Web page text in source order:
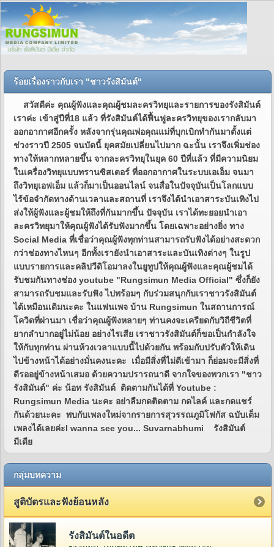
ร้อยเรื่องราวกับเรา "ชาวรังสิมันต์"
สวัสดีค่ะ คุณผู้ฟังและคุณผู้ชมละครวิทยุและรายการของรังสิมันต์
เราค่ะ เข้าสู่ปีที่18 แล้ว ที่รังสิมันต์ได้ฟื้นฟูละครวิทยุของเรากลับมา
ออกอากาศอีกครั้ง หลังจากรุ่นคุณพ่อคุณแม่ที่บุกเบิกทำกันมาตั้งแต่
ช่วงราวปี 2505 จนบัดนี้ ยุคสมัยเปลี่ยนไปมาก ฉะนั้น เราจึงเพิ่มช่อง
ทางให้หลากหลายขึ้น จากละครวิทยุในยุค 60 ปีที่แล้ว ที่มีความนิยม
ในเครื่องวิทยุแบบทรานซิสเตอร์ ที่ออกอากาศในระบบเอเอ็ม จนมา
ถึงวิทยุเอฟเอ็ม แล้วก็มาเป็นออนไลน์ จนสื่อในปัจจุบันเป็นโลกแบบ
ไร้ข้อจำกัดทางด้านเวลาและสถานที่ เราจึงได้นำเอาสาระบันเทิงไป
ส่งให้ผู้ฟังและผู้ชมให้ถึงที่กันมากขึ้น ปัจจุบัน เราได้ทะยอยนำเอา
ละครวิทยุมาให้คุณผู้ฟังได้รับฟังมากขึ้น โดยเฉพาะอย่างยิ่ง ทาง
Social Media ที่เชื่อว่าคุณผู้ฟังทุกท่านสามารถรับฟังได้อย่างสะดวก
กว่าช่องทางไหนๆ อีกทั้งเรายังนำเอาสาระและบันเทิงต่างๆ ในรูป
แบบรายการและคลิปวีดิโอมาลงในยูทูปให้คุณผู้ฟังและคุณผู้ชมได้
รับชมกันทางช่อง youtube "Rungsimun Media Official" ซึ่งก็ยัง
สามารถรับชมและรับฟัง ไปพร้อมๆ กับร่วมสนุกกับเราชาวรังสิมันต์
ได้เหมือนเดิมนะคะ ในแฟนเพจ บ้าน Rungsimun ในสถานการณ์
โควิดที่ผ่านมา เชื่อว่าคุณผู้ฟังหลายๆ ท่านคงจะเครียดกับวิถีชีวิตที่
ยากลำบากอยู่ไม่น้อย อย่างไรเสีย เราชาวรังสิมันต์ก็ขอเป็นกำลังใจ
ให้กับทุกท่าน ผ่านห้วงเวลาแบบนี้ไปด้วยกัน พร้อมกับปรับตัวให้เดิน
ไปข้างหน้าได้อย่างมั่นคงนะคะ เมื่อมีสิ่งที่ไม่ดีเข้ามา ก็ย่อมจะมีสิ่งที่
ดีรออยู่ข้างหน้าเสมอ ด้วยความปรารถนาดี จากใจของพวกเรา "ชาว
รังสิมันต์" ค่ะ น้อท รังสิมันต์ ติดตามกันได้ที่ Youtube :
Rungsimun Media นะคะ อย่าลืมกดติดตาม กดไลค์ และกดแชร์
กันด้วยนะคะ พบกับเพลงใหม่จากรายการสุวรรณภูมิโฟกัส ฉบับเต็ม
เพลงได้เลยค่ะI wanna see you... Suvarnabhumi รังสิมันต์
มีเดีย
กลุ่มบทความ
สูติบัตรและฟังย้อนหลัง
รังสิมันต์ในอดีต